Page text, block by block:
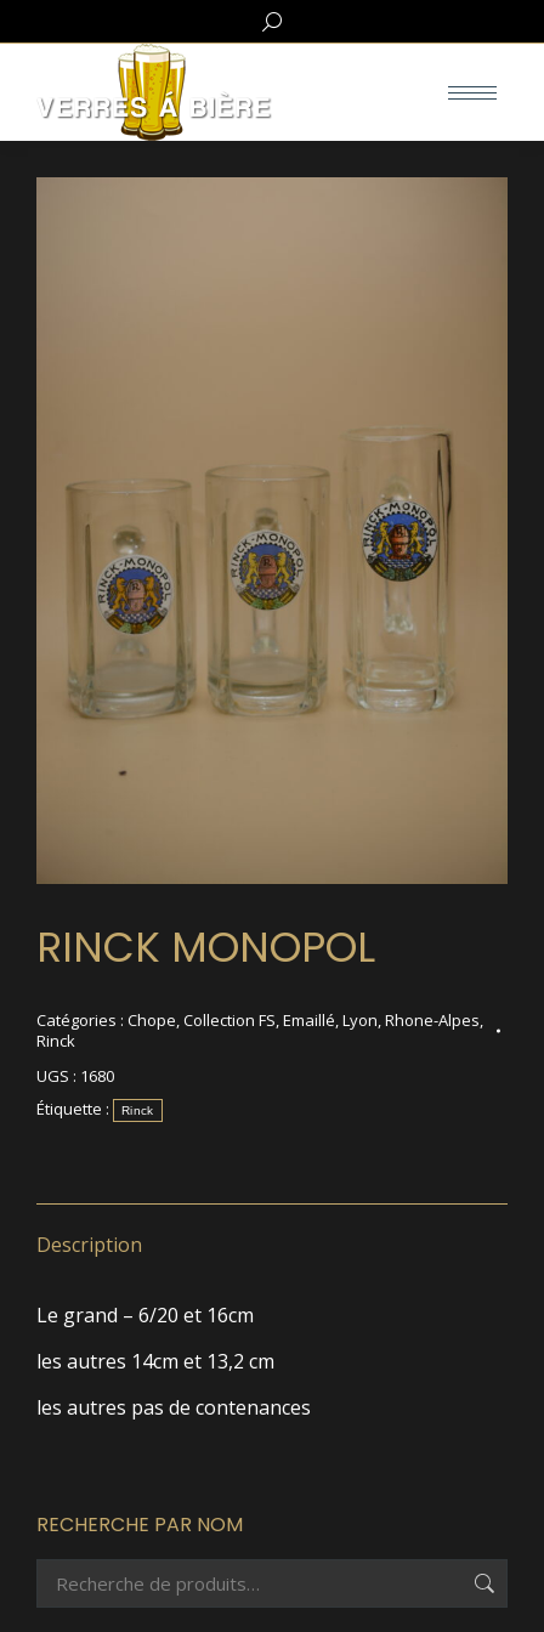
Search:
RINCK MONOPOL
Catégories : Chope,Collection FS,Emaillé,Lyon,Rhone-Alpes,
Rinck
UGS : 1680
Étiquette :
Rinck
Description
Le grand – 6/20 et 16cm
les autres 14cm et 13,2 cm
les autres pas de contenances
RECHERCHE PAR NOM